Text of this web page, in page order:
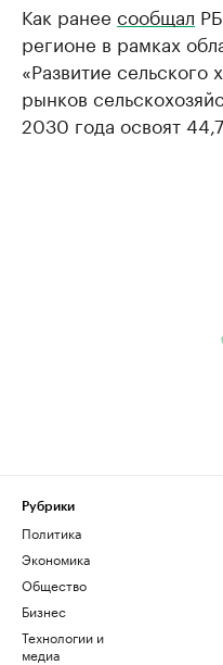
Как ранее сообщал
регионе в рамках
«Развитие сельского
рынков
2030 года освоят
Рубрики
Политика
Экономика
Общество
Бизнес
Технологии и
медиа